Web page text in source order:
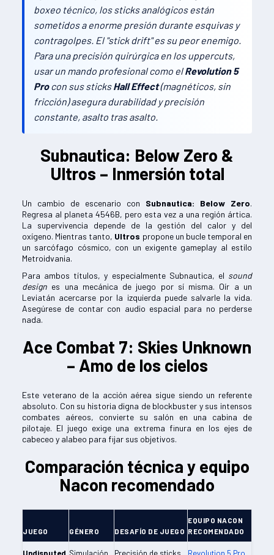
boxeo técnico, los sticks analógicos están
sometidos a enorme presión durante esquivas y
contragolpes. El "stick drift" es su peor enemigo.
Para una precisión quirúrgica en los uppercuts,
usar un mando profesional como elRevolution 5
Procon sus sticksHall Effect(magnéticos, sin
fricción) asegura durabilidad y precisión
constante, asalto tras asalto.
Subnautica: Below Zero &
Ultros – Inmersión total
Un cambio de escenario con Subnautica: Below Zero.
Regresa al planeta 4546B, pero esta vez a una región ártica.
La supervivencia depende de la gestión del calor y del
oxígeno. Mientras tanto, Ultros propone un bucle temporal en
un sarcófago cósmico, con un exigente gameplay al estilo
Metroidvania.
Para ambos títulos, y especialmente Subnautica, el sound
design es una mecánica de juego por sí misma. Oír a un
Leviatán acercarse por la izquierda puede salvarle la vida.
Asegúrese de contar con audio espacial para no perderse
nada.
Ace Combat 7: Skies Unknown
– Amo de los cielos
Este veterano de la acción aérea sigue siendo un referente
absoluto. Con su historia digna de blockbuster y sus intensos
combates aéreos, convierte su salón en una cabina de
pilotaje. El juego exige una extrema finura en los ejes de
cabeceo y alabeo para fijar sus objetivos.
Comparación técnica y equipo
Nacon recomendado
JUEGO GÉNERO DESAFÍO DE JUEGO
EQUIPO NACON
RECOMENDADO
Undisputed Simulación
Precisión de sticks
Revolution 5 Pro